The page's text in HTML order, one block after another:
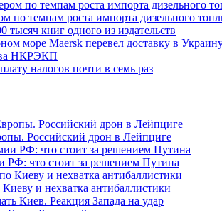
по темпам роста импорта дизельного
книг одного из издательств
море Maersk перевел доставку в
НКРЭКП
налогов почти в семь раз
Российский дрон в Лейпциге
РФ: что стоит за решением Путина
и нехватка антибаллистики